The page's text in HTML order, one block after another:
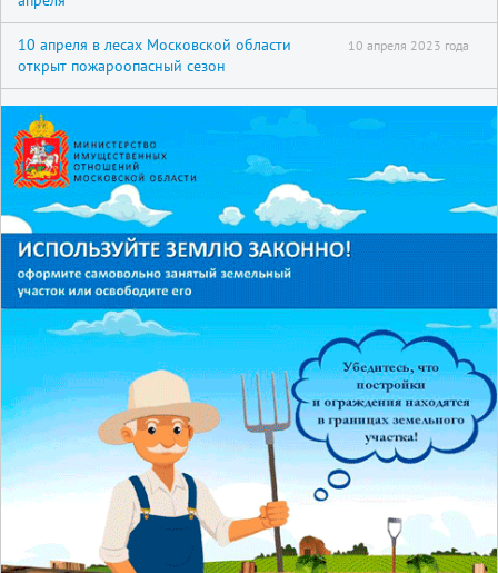
10 апреля в лесах Московской области
открыт пожароопасный сезон
10 апреля 2023 года